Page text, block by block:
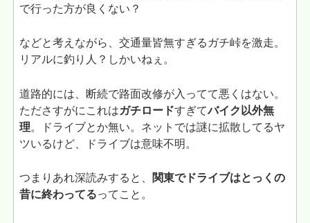
で行った方が良くない？
などと考えながら、交通量皆無すぎるガチ峠を激走。
リアルに釣り人？しかいねぇ。
道路的には、断続で路面改修が入ってて悪くはない。
たださすがにこれはガチロードすぎてバイク以外無
理。ドライブとか無い。ネットでは謎に拡散してるヤ
ツいるけど、ドライブは意味不明。
つまりあれ深読みすると、
関東でドライブはとっくの
昔に終わってるってこと。